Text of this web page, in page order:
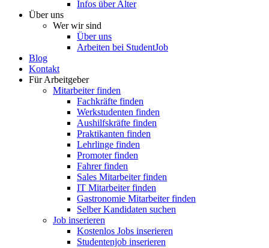
Infos über Alter
Über uns
Wer wir sind
Über uns
Arbeiten bei StudentJob
Blog
Kontakt
Für Arbeitgeber
Mitarbeiter finden
Fachkräfte finden
Werkstudenten finden
Aushilfskräfte finden
Praktikanten finden
Lehrlinge finden
Promoter finden
Fahrer finden
Sales Mitarbeiter finden
IT Mitarbeiter finden
Gastronomie Mitarbeiter finden
Selber Kandidaten suchen
Job inserieren
Kostenlos Jobs inserieren
Studentenjob inserieren